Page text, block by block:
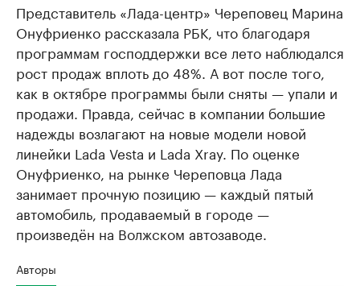
Представитель «Лада-центр» Череповец Марина
Онуфриенко рассказала РБК, что благодаря
программам господдержки все лето наблюдался
рост продаж вплоть до 48%. А вот после того,
как в октябре программы были сняты — упали и
продажи. Правда, сейчас в компании большие
надежды возлагают на новые модели новой
линейки Lada Vesta и Lada Xray. По оценке
Онуфриенко, на рынке Череповца Лада
занимает прочную позицию — каждый пятый
автомобиль, продаваемый в городе —
произведён на Волжском автозаводе.
Авторы